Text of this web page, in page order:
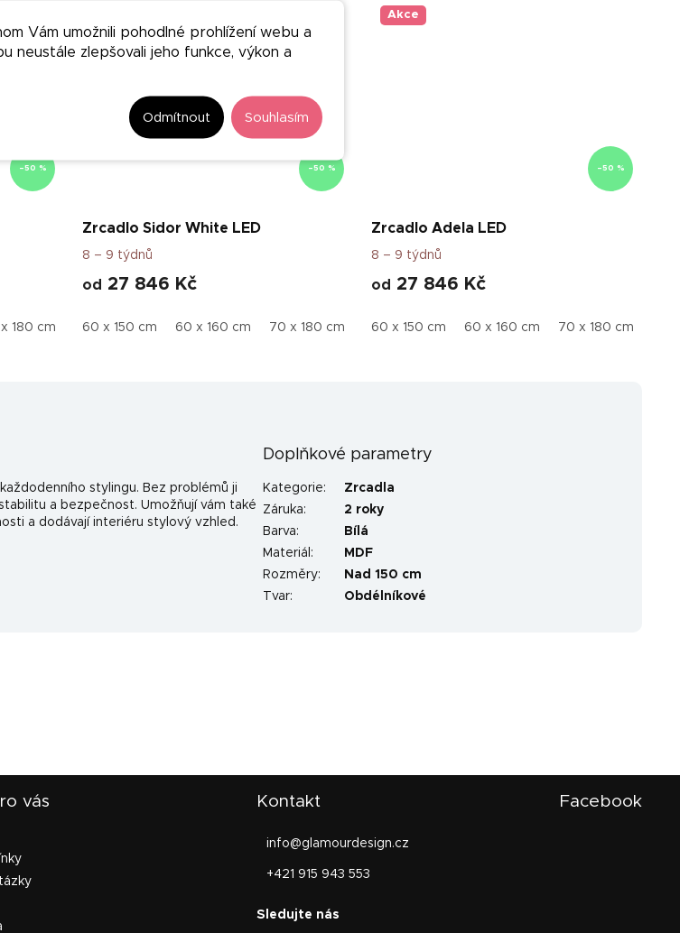
Vám umožnili pohodlné prohlížení webu a
neustále zlepšovali jeho funkce, výkon a
Odmítnout Souhlasím
–50 %
180 cm 70 x 160 cm
–50 %
Zrcadlo Sidor White LED
8 – 9 týdnů
od 27 846 Kč
60 x 150 cm 60 x 160 cm 70 x 180 cm 70 x 160 cm
Akce
–50 %
Zrcadlo Adela LED
8 – 9 týdnů
od 27 846 Kč
60 x 150 cm 60 x 160 cm 70 x 180 cm
stylingu. Bez problémů ji
a bezpečnost. Umožňují vám také
a dodávají interiéru stylový vzhled.
Doplňkové parametry
Kategorie:
Zrcadla
Záruka:
2 roky
Barva:
Bílá
Materiál :
MDF
Rozměry:
Nad 150 cm
Tvar: Obdélníkové
vás Kontakt
info@glamourdesign.cz
+421 915 943 553
Facebook